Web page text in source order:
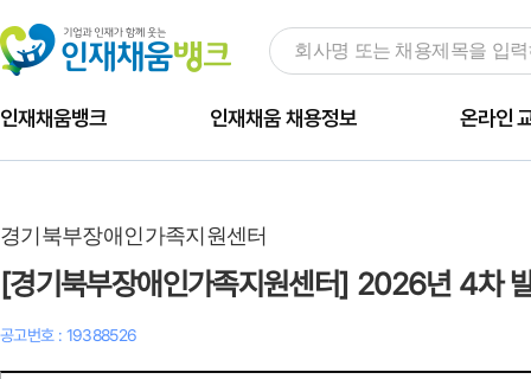
인재채움뱅크 인재채움 채용정보 온라인
경기북부장애인가족지원센터
[경기북부장애인가족지원센터] 2026년 4차
공고번호 : 19388526